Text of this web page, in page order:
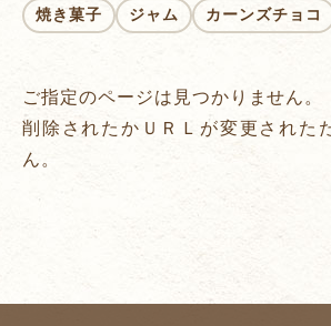
焼き菓子 ジャム カーンズチョコ
ご指定のページは見つかりません。
削除されたかＵＲＬが変更された
ん。